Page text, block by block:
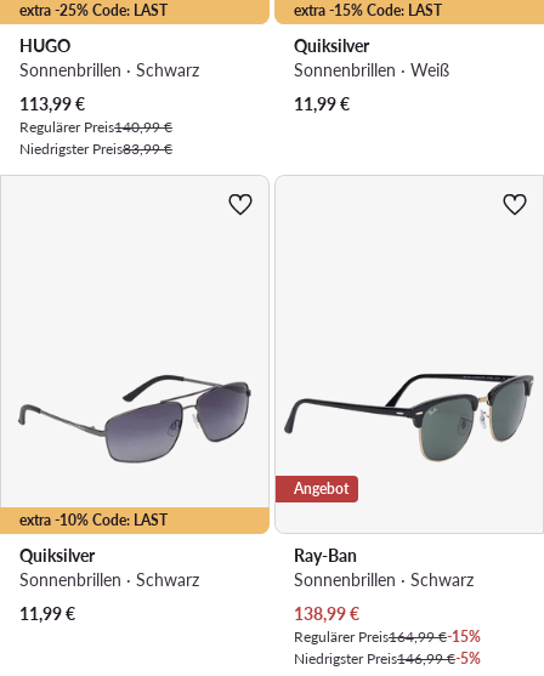
extra -25% Code: LAST
HUGO
Sonnenbrillen · Schwarz
Aktueller Preis
113,99€
Regulärer Preis140,99 €
Niedrigster Preis83,99 €
extra -15% Code: LAST
Quiksilver
Sonnenbrillen · Weiß
11,99€
extra -10% Code: LAST
Quiksilver
Sonnenbrillen · Schwarz
11,99€
Angebot
Ray-Ban
Sonnenbrillen · Schwarz
Aktueller Preis
138,99€
Regulärer Preis164,99 €-15%
Niedrigster Preis146,99 €-5%